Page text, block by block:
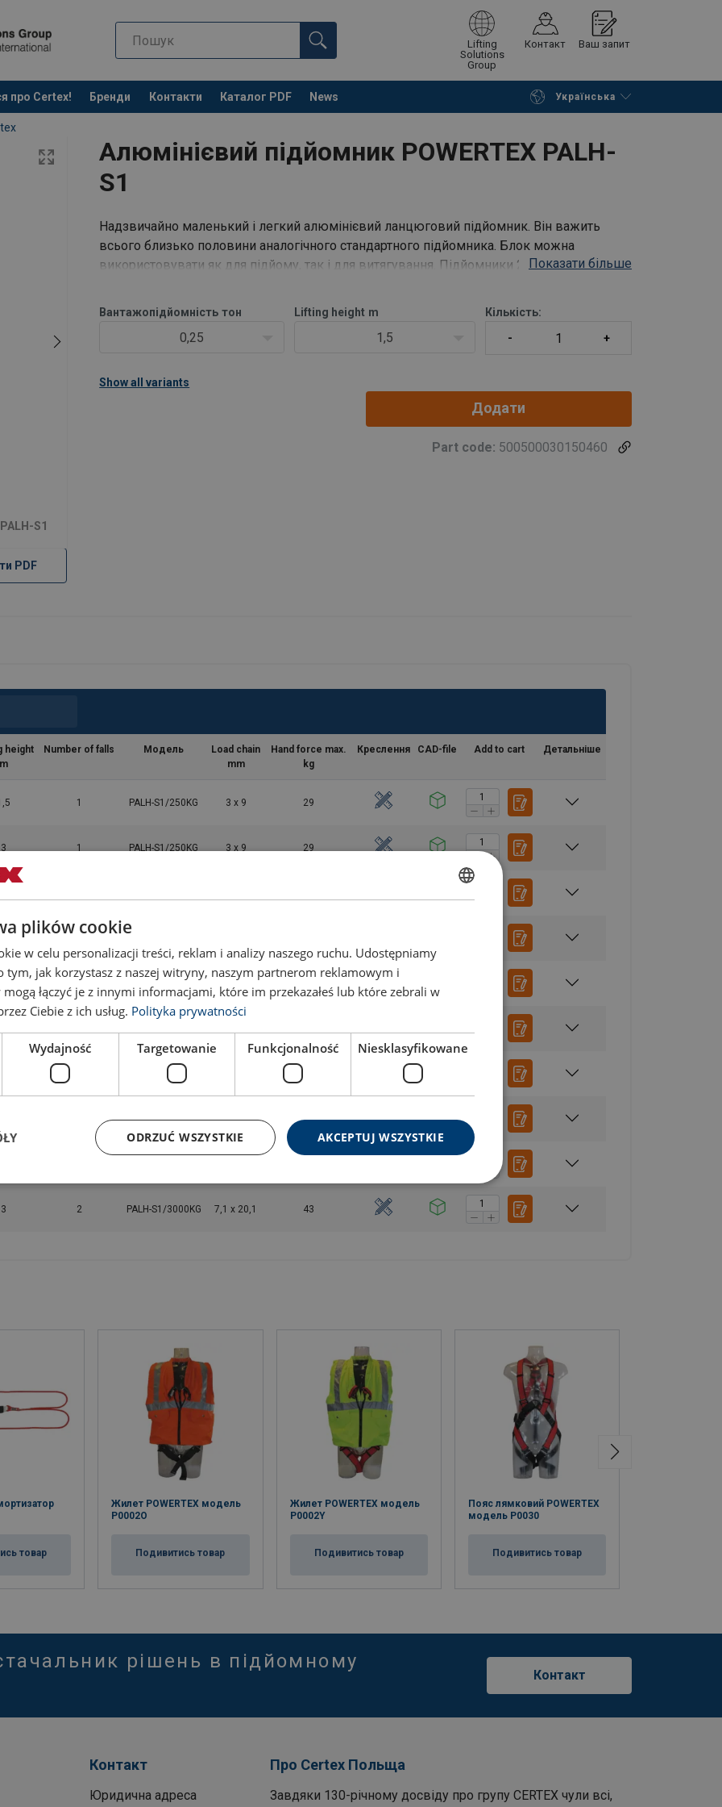
Lifting
Solutions
Group
Контакт Ваш запит
про Certex! Бренди Контакти Каталог PDF News Українська
Continue Request quotation
Алюмінієвий підйомник POWERTEX PALH-
S1
S1
PDF
Надзвичайно маленький і легкий алюмінієвий ланцюговий підйомник. Він важить
всього близько половини аналогічного стандартного підйомника. Блок можна
використовувати як для підйому, так і для витягування. Підйомники 250 кг-750 кг
Показати більше
Вантажопідйомність тон
0,25
Lifting height m
1,5
Кількість:
Show all variants
Додати
Part code: 500500030150460
height
m
Number of falls Модель
Load chain
mm
Hand force max.
kg
Креслення CAD-file Add to cart Детальніше
1 PALH-S1/250KG 3 x 9 29
3 1 PALH-S1/250KG 3 x 9 29
1 PALH-S1/750KG 5 x 15
PALH-S1/1500KG 7,1 x 20,1 42
3 2 PALH-S1/3000KG 7,1 x 20,1 43
товар
Жилет POWERTEX модель
P0002O
Подивитись товар
Жилет POWERTEX модель
P0002Y
Подивитись товар
Пояс лямковий POWERTEX
модель P0030
Подивитись товар
рішень в підйомному
Контакт
Контакт
Юридична адреса
Про Certex Польща
Завдяки 130-річному досвіду про групу CERTEX чули всі,
POLISH
plików cookie
w celu personalizacji treści, reklam i analizy naszego ruchu. Udostępniamy
tym, jak korzystasz z naszej witryny, naszym partnerom reklamowym i
łączyć je z innymi informacjami, które im przekazałeś lub które zebrali w
Ciebie z ich usług. Polityka prywatności
Wydajność Targetowanie Funkcjonalność Niesklasyfikowane
AKCEPTUJ WSZYSTKIE
ODRZUĆ WSZYSTKIE